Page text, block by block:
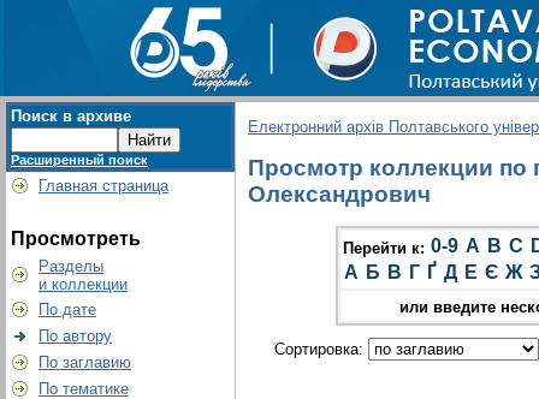
Поиск в архиве
Расширенный поиск
Главная страница
Просмотреть
Разделы
и коллекции
По дате
По автору
По заглавию
По тематике
Електронний архів Полтавського
Просмотр коллекции по
Олександрович
Перейти к: 0-9 A B C
А Б В Г Ґ Д Е Є Ж
или введите
Сортировка: